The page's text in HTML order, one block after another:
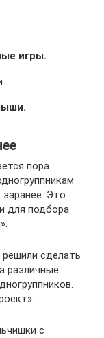
игры.
пора
Это
для подбора
сделать
различные
с